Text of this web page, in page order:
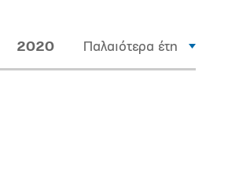
2020 Παλαιότερα έτη